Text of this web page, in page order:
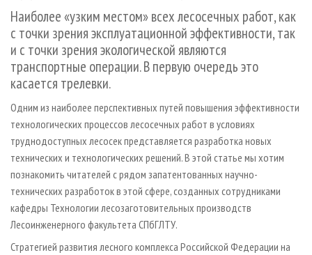
СУШКА ДРЕВЕСИНЫ
ПРОИЗВОДСТВО ДРЕВЕСНЫХ ПЛИТ
ДЕРЕВЯННОЕ ДОМОСТРОЕНИЕ
ПРОИЗВОДСТВО МЕБЕЛИ
БИОЭНЕРГЕТИКА
ЦБП
ИНСТРУМЕНТ И МАТЕРИАЛЫ
ПЕРСОНЫ
МОБИЛЬНЫЕ ВЫСТАВКИ
ОФИЦИАЛЬНЫЕ ДЕЛЕГАЦИИ
ПРИОРИТЕТНЫЕ ИНВЕСТПРОЕКТЫ
RUSSIAN FORESTRY REVIEW
ГАЗЕТА ЛЕСПРОМФОРУМ
БИБЛИОТЕКА СПЕЦИАЛИСТА
КОНТАКТЫ
РЕКЛАМА
РЕКЛАМА НА САЙТЕ
Наиболее «узким местом» всех лесосечных работ, как
с точки зрения эксплуатационной эффективности, так
и с точки зрения экологической являются
транспортные операции. В первую очередь это
касается трелевки.
Одним из наиболее перспективных путей повышения эффективности
технологических процессов лесосечных работ в условиях
труднодоступных лесосек представляется разработка новых
технических и технологических решений. В этой статье мы хотим
познакомить читателей с рядом запатентованных научно­-
технических разработок в этой сфере, созданных сотрудниками
кафедры Технологии лесозаготовительных производств
Лесоинженерного факультета СПбГЛТУ.
Стратегией развития лесного комплекса Российской Федерации на